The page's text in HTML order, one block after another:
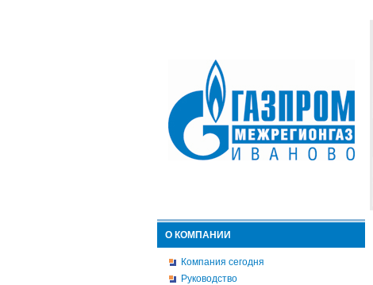
О КОМПАНИИ
Компания сегодня
Руководство